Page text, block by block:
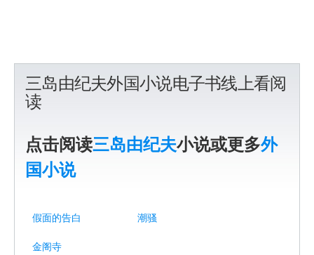
三岛由纪夫外国小说电子书线上看阅
读
点击阅读三岛由纪夫小说或更多外
国小说
假面的告白 潮骚
金阁寺